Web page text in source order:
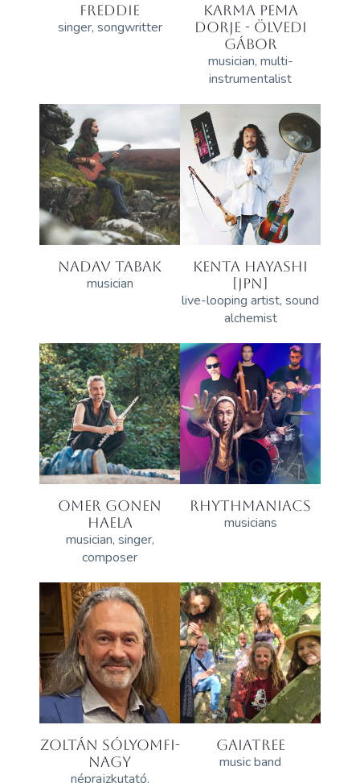
FREDDIE
singer, songwritter
KARMA PEMA
DORJE - ÖLVEDI
GÁBOR
musician, multi-
instrumentalist
NADAV TABAK
musician
KENTA HAYASHI
[JPN]
live-looping artist, sound
alchemist
OMER GONEN
HAELA
musician, singer,
composer
RHYTHMANIACS
musicians
ZOLTÁN SÓLYOMFI-
NAGY
néprajzkutató,
GAIATREE
music band